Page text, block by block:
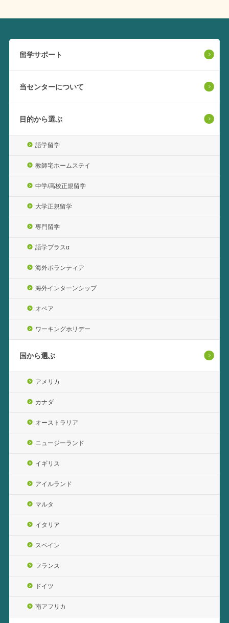
留学サポート
当センターについて
目的から選ぶ
語学留学
教師宅ホームステイ
中学/高校正規留学
大学正規留学
専門留学
語学プラスα
海外ボランティア
海外インターンシップ
オペア
ワーキングホリデー
国から選ぶ
アメリカ
カナダ
オーストラリア
ニュージーランド
イギリス
アイルランド
マルタ
イタリア
スペイン
フランス
ドイツ
南アフリカ